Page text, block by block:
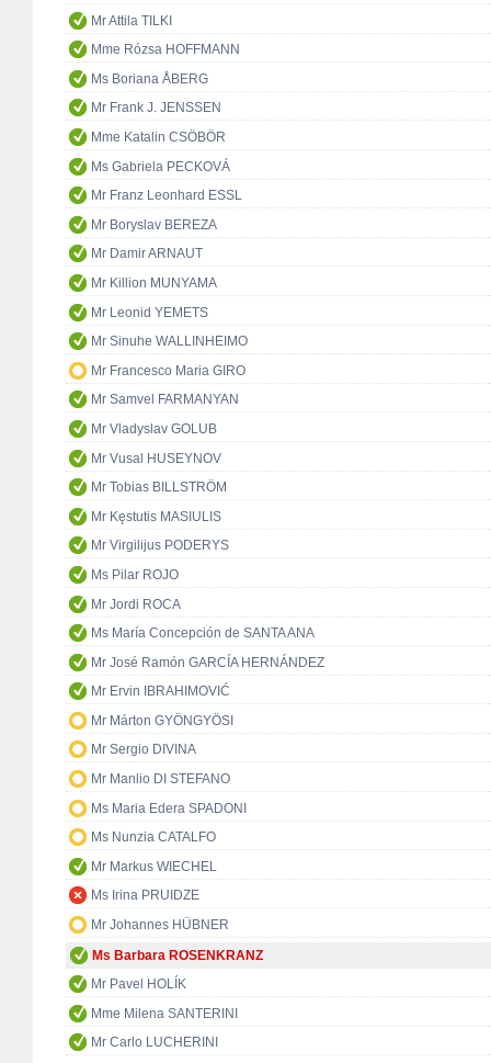
Mr Attila TILKI
Mme Rózsa HOFFMANN
Ms Boriana ÅBERG
Mr Frank J. JENSSEN
Mme Katalin CSÖBÖR
Ms Gabriela PECKOVÁ
Mr Franz Leonhard ESSL
Mr Boryslav BEREZA
Mr Damir ARNAUT
Mr Killion MUNYAMA
Mr Leonid YEMETS
Mr Sinuhe WALLINHEIMO
Mr Francesco Maria GIRO
Mr Samvel FARMANYAN
Mr Vladyslav GOLUB
Mr Vusal HUSEYNOV
Mr Tobias BILLSTRÖM
Mr Kęstutis MASIULIS
Mr Virgilijus PODERYS
Ms Pilar ROJO
Mr Jordi ROCA
Ms María Concepción de SANTA ANA
Mr José Ramón GARCÍA HERNÁNDEZ
Mr Ervin IBRAHIMOVIĆ
Mr Márton GYÖNGYÖSI
Mr Sergio DIVINA
Mr Manlio DI STEFANO
Ms Maria Edera SPADONI
Ms Nunzia CATALFO
Mr Markus WIECHEL
Ms Irina PRUIDZE
Mr Johannes HÜBNER
Ms Barbara ROSENKRANZ
Mr Pavel HOLÍK
Mme Milena SANTERINI
Mr Carlo LUCHERINI